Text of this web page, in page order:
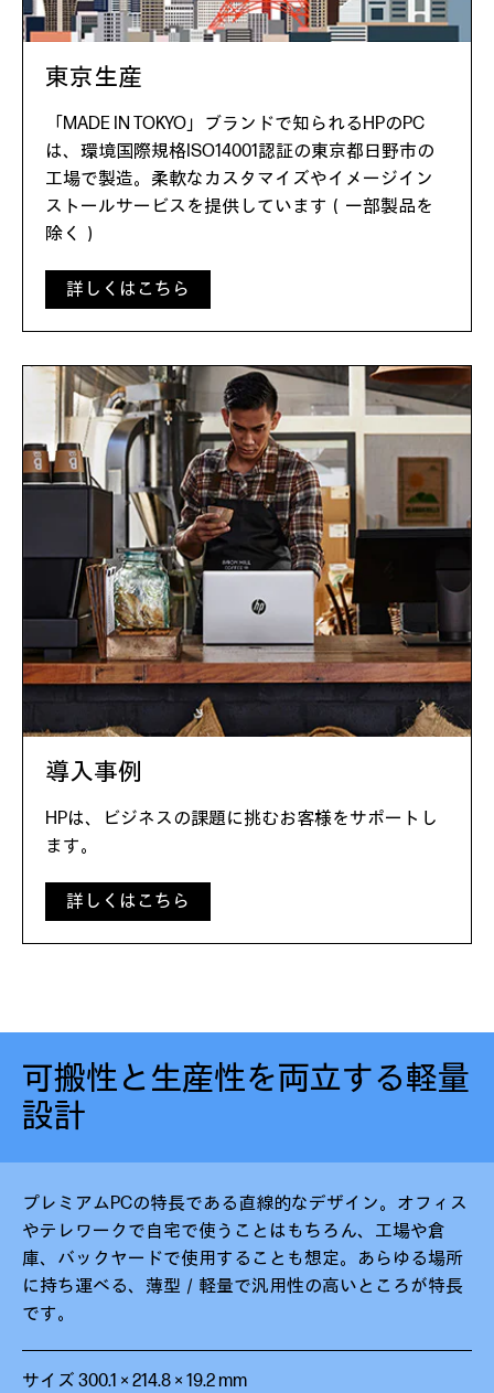
東京生産
「MADE IN TOKYO」ブランドで知られるHPのPC
は、環境国際規格ISO14001認証の東京都日野市の
工場で製造。柔軟なカスタマイズやイメージイン
ストールサービスを提供しています（一部製品を
除く）
詳しくはこちら
導入事例
HPは、ビジネスの課題に挑むお客様をサポートし
ます。
詳しくはこちら
可搬性と生産性を両立する軽量
設計
プレミアムPCの特長である直線的なデザイン。オフィス
やテレワークで自宅で使うことはもちろん、工場や倉
庫、バックヤードで使用することも想定​。あらゆる場所
に持ち運べる、薄型／軽量で汎用性の高いところが特長
です。
サイズ 300.1 × 214.8 × 19.2 mm